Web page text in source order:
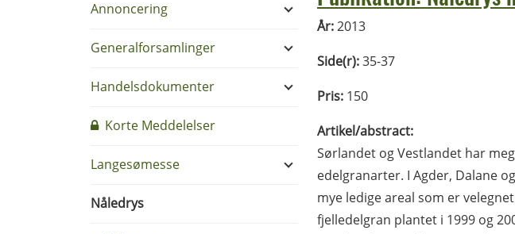
Annoncering
Generalforsamlinger
Handelsdokumenter
Korte Meddelelser
Langesømesse
Nåledrys
År:2013
Side(r):35-37
Pris: 150
Artikel/abstract:
Sørlandet og Vestlandet har
edelgranarter. I Agder, Dalane
mye ledige areal som er
fjelledelgran plantet i 1999 og